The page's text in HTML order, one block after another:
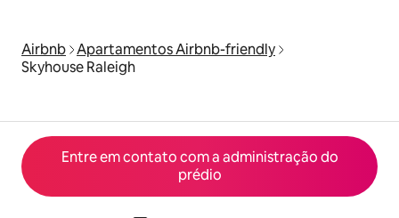
Entre em contato com a administração do
prédio
Airbnb Apartamentos Airbnb-friendly
Skyhouse Raleigh